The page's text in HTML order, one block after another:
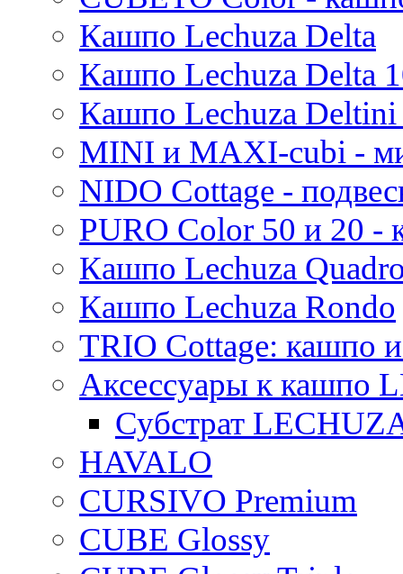
Mees
Pure
Кашпо Lechuza Delta
Кашпо Lechuza Delta
Кашпо Lechuza
MINI и MAXI-cubi -
NIDO Cottage -
PURO Color 50 и 20
Кашпо Lechuza
Кашпо Lechuza Rondo
TRIO Cottage: кашпо
Аксессуары к кашпо
Субстрат
HAVALO
CURSIVO Premium
CUBE Glossy